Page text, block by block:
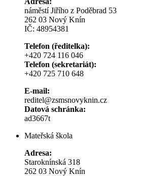
náměstí Jiřího z Poděbrad 53
262 03 Nový Knín
IČ: 48954381
Telefon (ředitelka):
+420 724 116 046
Telefon (sekretariát):
+420 725 710 648
E-mail:
reditel@zsmsnovyknin.cz
Datová schránka:
ad3667t
Mateřská škola
Adresa:
Staroknínská 318
262 03 Nový Knín